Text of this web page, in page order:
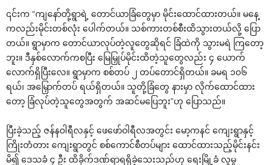
၎င်းက “ကျနော်တို့ရွာရဲ့ တောင်ယာခြံတွေမှာ မိုင်းထောင်ထားတယ်။ မနေ့
ကလည်းမိုင်းတစ်လုံး ပေါက်တယ်။ သစ်ကားတစ်စီးထိသွားတယ်လို့ ပြော
တယ်။ ရွာမှာက တောင်ယာလုပ်တဲ့လူတွေဆိုရင် ခြံထဲကို သွားမရဲ ကြတော့
ဘူး။ ဒီနှစ်လောက်ကစပြီး မြေမြှုပ်မိုင်းထိတဲ့သူတွေလည်း ၄ ယောက်
လောက်ရှိပြီးလေ။ ရွာမှာက စစ်တပ် ၂ တပ်တောင်ရှိတယ်။ ခမရ ၁၀၆
ရယ်၊ အမြှောက်တပ် ရယ်ရှိတယ်။ သူတို့ခြံတွေ နားမှာ လိုက်ထောင်ထား
တော့ ခြံလုပ်တဲ့သူတွေအတွက် အဆင်မပြေဘူး”ဟု ပြောသည်။
ပြီးခဲ့သည့် ဇန်နဝါရီလနှင့် ဖေဖော်ဝါရီလအတွင်း မော့ကနင် ကျေးရွာနှင့်
ကြိုးတံတား ကျေးရွာတွင် စစ်ကောင်စီတပ်များ ထောင်ထားသည့်မိုင်းနင်း
မိ၍ ဒေသခံ ၄ ဦး ထိခိုက်ဒဏ်ရာရရှိခဲ့သေးသည်ဟု ရေးမြို့ခံ လူမှု